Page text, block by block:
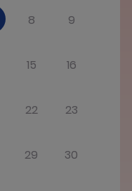
8 9
15 16
22 23
29 30